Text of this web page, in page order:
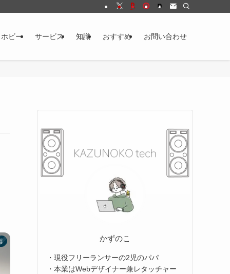
ビー サービス 知識 おすすめ お問い合わせ
かずのこ
・現役フリーランサーの2児のパパ
・本業はWebデザイナー兼レタッチャー